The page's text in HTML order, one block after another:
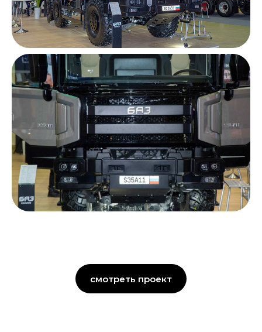
смотреть проект